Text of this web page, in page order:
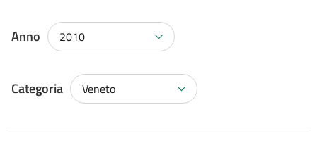
Anno 2010
Categoria Veneto